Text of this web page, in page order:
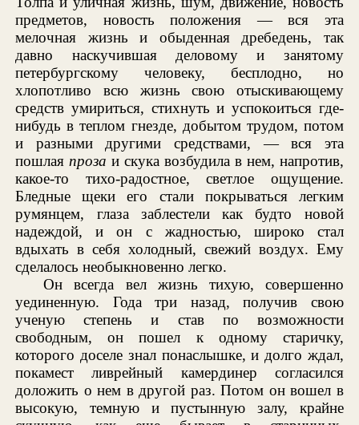
предметов, новость положения — вся эта
мелочная жизнь и обыденная дребедень, так
давно наскучившая деловому и занятому
петербургскому человеку, бесплодно, но
хлопотливо всю жизнь свою отыскивающему
средств умириться, стихнуть и успокоиться где-
нибудь в теплом гнезде, добытом трудом, потом
и разными другими средствами, — вся эта
пошлая проза и скука возбудила в нем, напротив,
какое-то тихо-радостное, светлое ощущение.
Бледные щеки его стали покрываться легким
румянцем, глаза заблестели как будто новой
надеждой, и он с жадностью, широко стал
вдыхать в себя холодный, свежий воздух. Ему
сделалось необыкновенно легко.
Он всегда вел жизнь тихую, совершенно
уединенную. Года три назад, получив свою
ученую степень и став по возможности
свободным, он пошел к одному старичку,
которого доселе знал понаслышке, и долго ждал,
покамест ливрейный камердинер согласился
доложить о нем в другой раз. Потом он вошел в
высокую, темную и пустынную залу, крайне